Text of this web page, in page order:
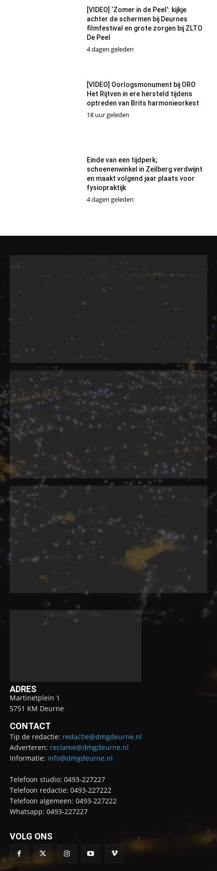
[VIDEO] ‘Zomer in de Peel’: kijkje
achter de schermen bij Deurnes
filmfestival en grote zorgen bij ZLTO
De Peel
4 dagen geleden
[VIDEO] Oorlogsmonument bij ORO
Het Rijtven in ere hersteld tijdens
optreden van Brits harmonieorkest
18 uur geleden
Einde van een tijdperk;
schoenenwinkel in Zeilberg verdwijnt
en maakt volgend jaar plaats voor
fysiopraktijk
4 dagen geleden
ADRES
Martinetplein 1
5751 KM Deurne
CONTACT
Tip de redactie: redactie@dmgdeurne.nl
Adverteren: reclame@dmgdeurne.nl
Informatie: info@dmgdeurne.nl
Telefoon studio: 0493-227227
Telefoon redactie: 0493-227222
Telefoon algemeen: 0493-227222
Whatsapp: 0493-227227
VOLG ONS